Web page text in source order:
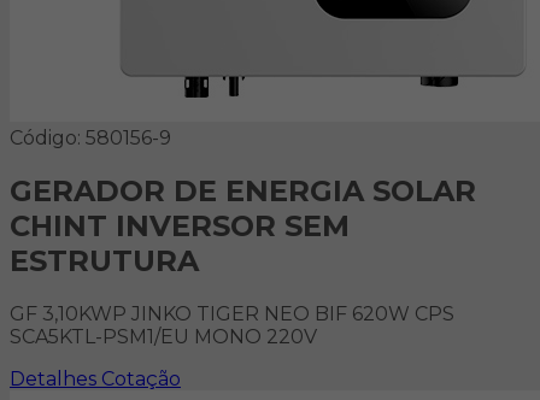
Código: 580156-9
GERADOR DE ENERGIA SOLAR
CHINT INVERSOR SEM
ESTRUTURA
GF 3,10KWP JINKO TIGER NEO BIF 620W CPS
SCA5KTL-PSM1/EU MONO 220V
Detalhes Cotação